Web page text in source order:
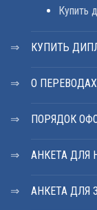
Купить
КУПИТЬ
О
ПОРЯДОК
АНКЕТА ДЛЯ
АНКЕТА ДЛЯ